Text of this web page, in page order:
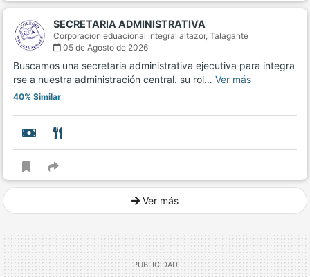
SECRETARIA ADMINISTRATIVA
Corporacion eduacional integral altazor, Talagante
05 de Agosto de 2026
Buscamos una secretaria administrativa ejecutiva para integra
rse a nuestra administración central. su rol… Ver más
40% Similar
Ver más